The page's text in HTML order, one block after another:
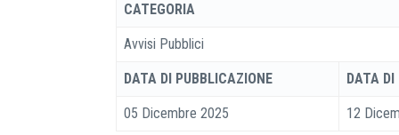
CATEGORIA
Avvisi Pubblici
DATA DI PUBBLICAZIONE DATA
05 Dicembre 2025 12